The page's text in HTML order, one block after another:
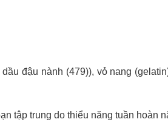
đậu nành (479)), vỏ nang
tập trung do thiểu năng tuần hoàn